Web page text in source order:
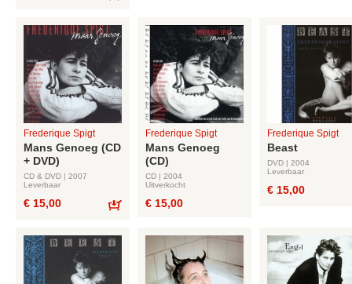
Frederique Spigt
Mans Genoeg (CD
+ DVD)
CD & DVD | 2007
Leverbaar
€ 15,00
Frederique Spigt
Mans Genoeg
(CD)
CD | 2004
Uitverkocht
€ 15,00
Frederique Spigt
Beast
DVD | 2004
Leverbaar
€ 15,00